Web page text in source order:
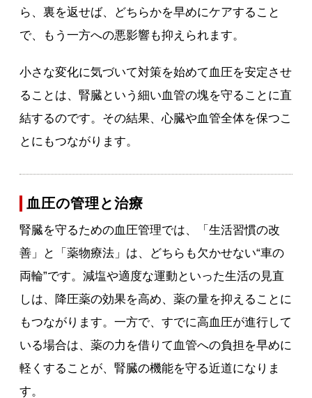
ら、裏を返せば、どちらかを早めにケアすること
で、もう一方への悪影響も抑えられます。
小さな変化に気づいて対策を始めて血圧を安定させ
ることは、腎臓という細い血管の塊を守ることに直
結するのです。その結果、心臓や血管全体を保つこ
とにもつながります。
血圧の管理と治療
腎臓を守るための血圧管理では、「生活習慣の改
善」と「薬物療法」は、どちらも欠かせない“車の
両輪”です。減塩や適度な運動といった生活の見直
しは、降圧薬の効果を高め、薬の量を抑えることに
もつながります。一方で、すでに高血圧が進行して
いる場合は、薬の力を借りて血管への負担を早めに
軽くすることが、腎臓の機能を守る近道になりま
す。